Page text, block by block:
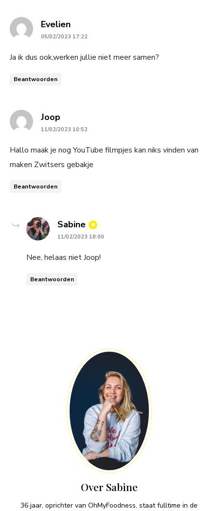
Eveliensays:
05/02/2023 17:22
Ja ik dus ook,werken jullie niet meer samen?
Beantwoorden
Joop
11/02/2023 10:52
Hallo maak je nog YouTube filmpjes kan niks vinden van
maken Zwitsers gebakje
Beantwoorden
Sabine says:
11/02/2023 18:00
Nee, helaas niet Joop!
Beantwoorden
Over Sabine
36 jaar, oprichter van OhMyFoodness, staat fulltime in de